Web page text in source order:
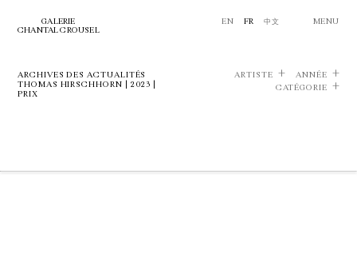
GALERIE
CHANTAL CROUSEL
EN FR 中文 MENU
ARCHIVES DES ACTUALITÉS
THOMAS HIRSCHHORN | 2023 |
PRIX
ARTISTE
ANNÉE
CATÉGORIE